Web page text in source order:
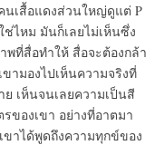
นเสื้อแดงส่วนใหญ่ดูแต่ P
ช่ไหม มันก็เลยไม่เห็นซึ่ง
พที่สื่อทำให้ สื่อจะต้องกล้า
ามองไปเห็นความจริงที่
เห็นจนเลยความเป็นสี
ของเขา อย่างที่อาตมา
ขาได้พูดถึงความทุกข์ของ